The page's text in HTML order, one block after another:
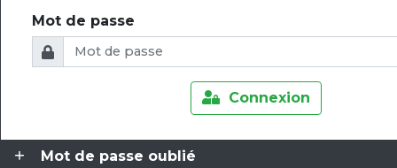
Mot de passe
Connexion
Mot de passe oublié